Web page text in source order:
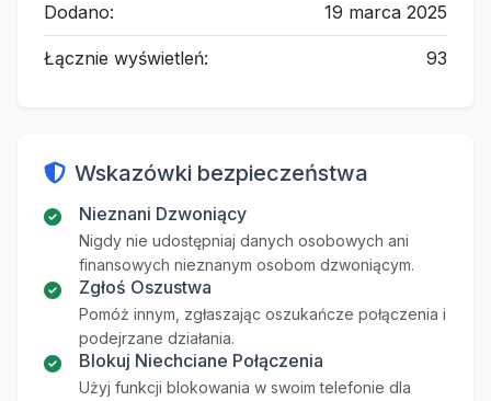
Dodano: 19 marca 2025
Łącznie wyświetleń: 93
Wskazówki bezpieczeństwa
Nieznani Dzwoniący
Nigdy nie udostępniaj danych osobowych ani
finansowych nieznanym osobom dzwoniącym.
Zgłoś Oszustwa
Pomóż innym, zgłaszając oszukańcze połączenia i
podejrzane działania.
Blokuj Niechciane Połączenia
Użyj funkcji blokowania w swoim telefonie dla